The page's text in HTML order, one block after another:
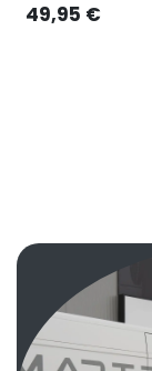
49,95 €